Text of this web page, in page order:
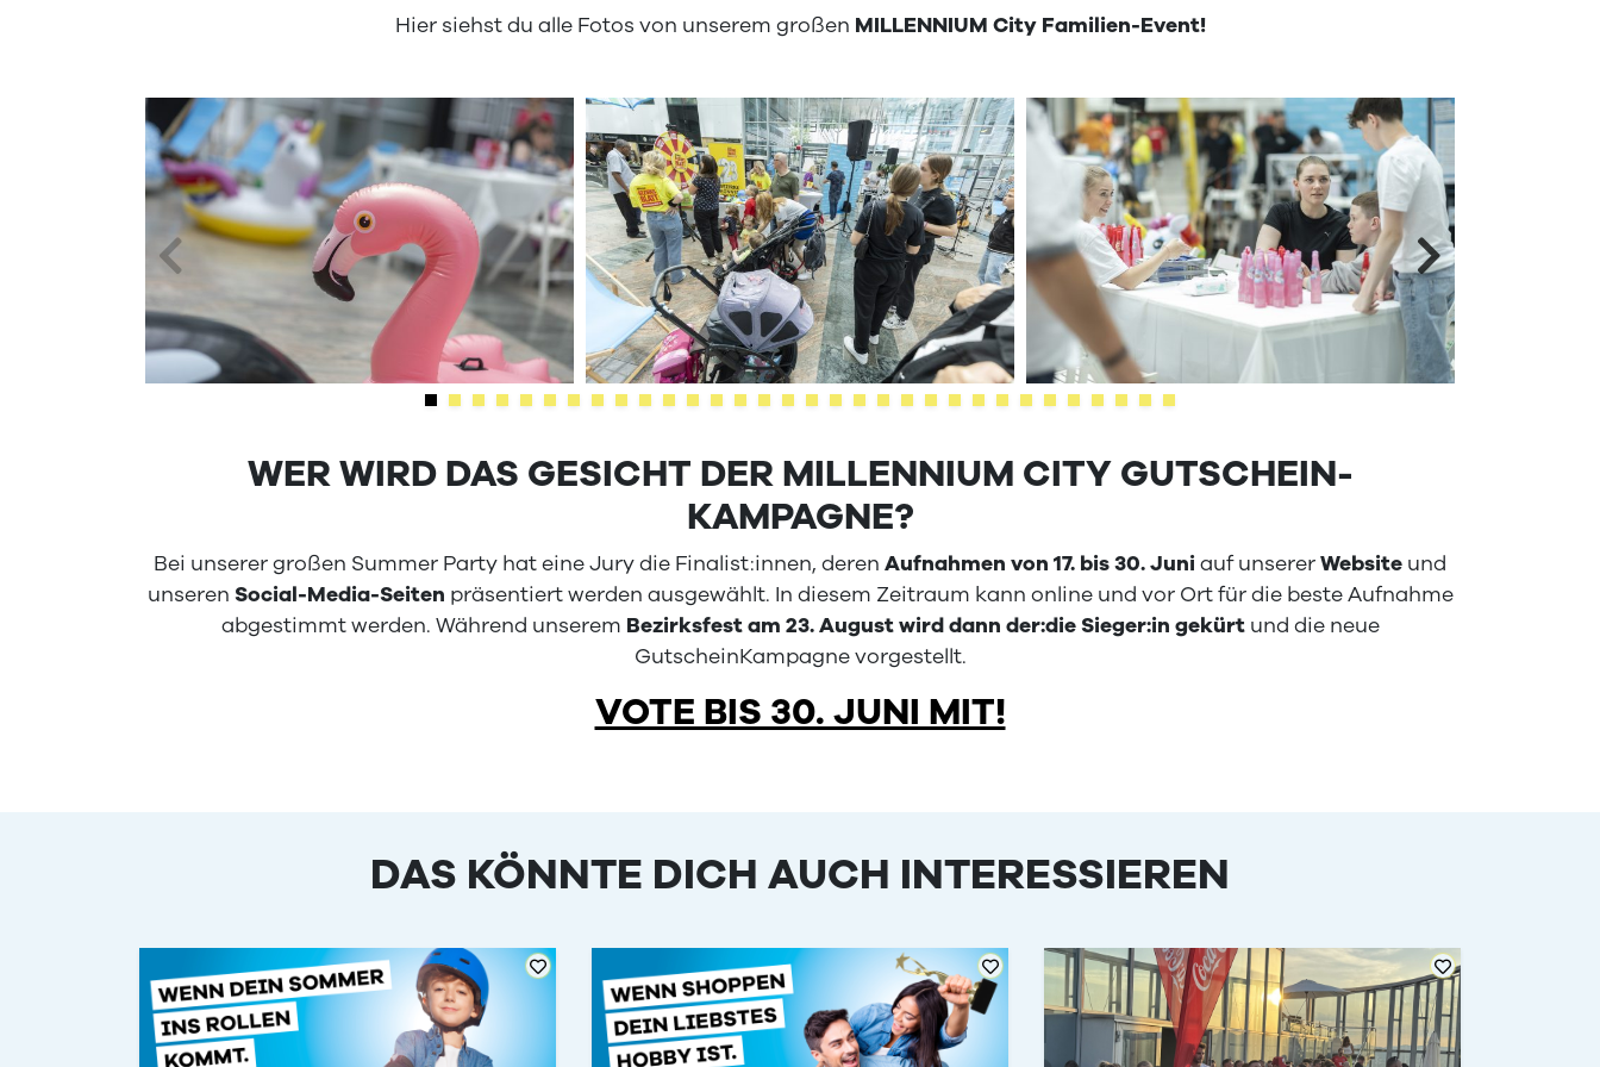
Hier siehst du alle Fotos von unserem großen MILLENNIUM City Familien-Event!
WER WIRD DAS GESICHT DER MILLENNIUM CITY GUTSCHEIN-
KAMPAGNE?
Bei unserer großen Summer Party hat eine Jury die Finalist:innen, deren Aufnahmen von 17. bis 30. Juni auf unsererWebsite und
unseren Social-Media-Seiten präsentiert werden ausgewählt. In diesem Zeitraum kann online und vor Ort für die beste Aufnahme
abgestimmt werden. Während unserem Bezirksfest am 23. August wird dann der:die Sieger:in gekürtund die neue
GutscheinKampagne vorgestellt.
VOTE BIS 30. JUNI MIT!
DAS KÖNNTE DICH AUCH INTERESSIEREN